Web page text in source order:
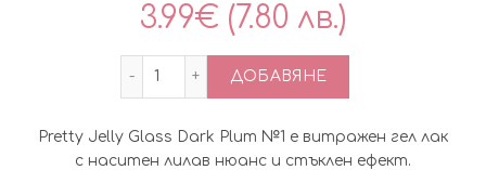
3.99€ (7.80 лв.)
количество за Витражен гел лак
ДОБАВЯНЕ
Pretty Jelly Glass Dark Plum №1 е витражен гел лак
с наситен лилав нюанс и стъклен ефект.